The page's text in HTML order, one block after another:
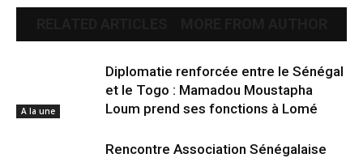
A la une
Diplomatie renforcée entre le Sénégal
et le Togo : Mamadou Moustapha
Loum prend ses fonctions à Lomé
Rencontre Association Sénégalaise